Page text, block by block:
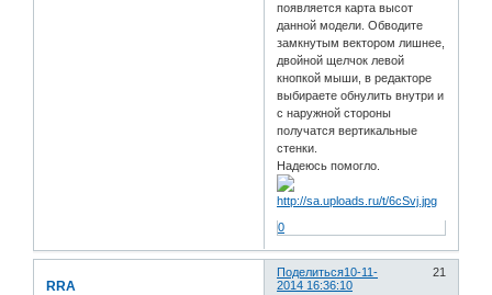
появляется карта высот
данной модели. Обводите
замкнутым вектором лишнее,
двойной щелчок левой
кнопкой мыши, в редакторе
выбираете обнулить внутри и
с наружной стороны
получатся вертикальные
стенки.
Надеюсь помогло.
0
Поделиться 21
10-11-
2014 16:36:10
RRA